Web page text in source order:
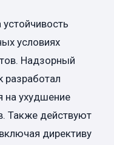
условиях
Надзорный
разработал
на ухудшение
Также действуют
директиву